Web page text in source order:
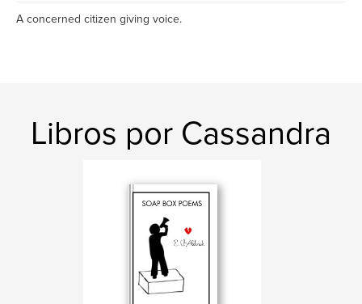
A concerned citizen giving voice.
Libros por Cassandra